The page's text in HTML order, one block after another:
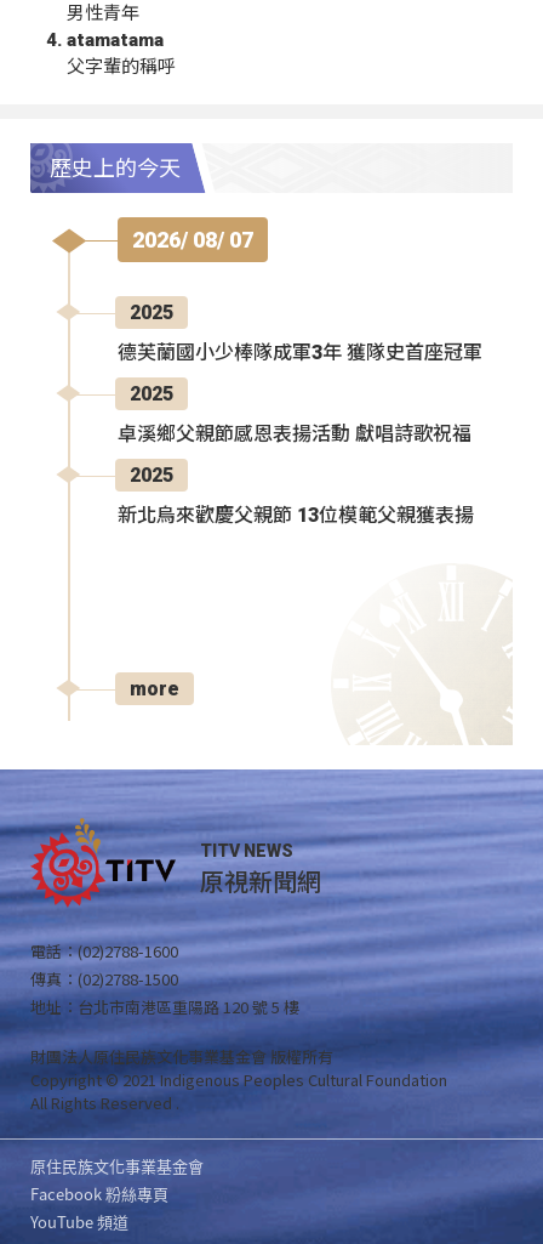
男性青年
atamatama
父字輩的稱呼
歷史上的今天
2026/ 08/ 07
2025
德芙蘭國小少棒隊成軍3年 獲隊史首座冠軍
2025
卓溪鄉父親節感恩表揚活動 獻唱詩歌祝福
2025
新北烏來歡慶父親節 13位模範父親獲表揚
more
TITV NEWS
原視新聞網
電話：(02)2788-1600
傳真：(02)2788-1500
地址：台北市南港區重陽路 120 號 5 樓
財團法人原住民族文化事業基金會 版權所有
Copyright © 2021 Indigenous Peoples Cultural Foundation
All Rights Reserved .
原住民族文化事業基金會
Facebook 粉絲專頁
YouTube 頻道